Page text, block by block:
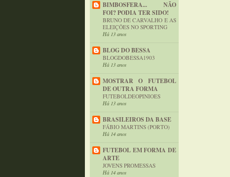
BIMBOSFERA... NÃO
FOI? PODIA TER SIDO!
BRUNO DE CARVALHO E AS
ELEIÇÕES NO SPORTING
Há 13 anos
BLOG DO BESSA
BLOGDOBESSA1903
Há 13 anos
MOSTRAR O FUTEBOL
DE OUTRA FORMA
FUTEBOLDEOPINIOES
Há 13 anos
BRASILEIROS DA BASE
FÁBIO MARTINS (PORTO)
Há 14 anos
FUTEBOL EM FORMA DE
ARTE
JOVENS PROMESSAS
Há 14 anos